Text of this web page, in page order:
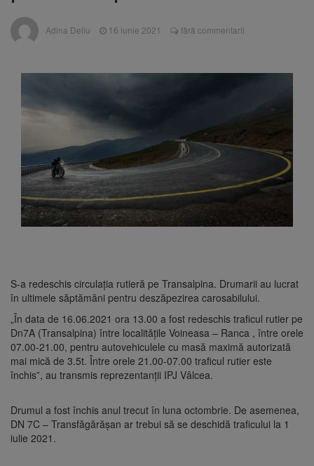
6 august 2026
suspeND.ro pentru urmărirea inițiativei de
dosarul lui Călin Georgescu și Horațiu Potra.
Judecătorii decid dacă începe procesul
biodiversitate 2026-2030, adoptată de Senat.
Proiectul merge la promulgare
Adina Deliu 16 iunie 2021 fără commentarii
S-a redeschis circulația rutieră pe Transalpina. Drumarii au lucrat
în ultimele săptămâni pentru deszăpezirea carosabilului.
„În data de 16.06.2021 ora 13.00 a fost redeschis traficul rutier pe
Dn7A (Transalpina) între localitățile Voineasa – Ranca , între orele
07.00-21.00, pentru autovehiculele cu masă maximă autorizată
mai mică de 3.5t. Între orele 21.00-07.00 traficul rutier este
închis”, au transmis reprezentanții IPJ Vâlcea.
Drumul a fost închis anul trecut în luna octombrie. De asemenea,
DN 7C – Transfăgărăşan ar trebui să se deschidă traficului la 1
iulie 2021.